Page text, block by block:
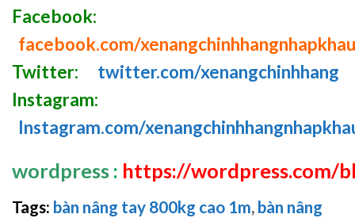
Facebook:
facebook.com/xenangchinhhangnhapkhau
Twitter:
twitter.com/xenangchinhhang
Instagram:
Instagram.com/
wordpress : https://wordpress.com/
Tags: bàn nâng tay 800kg cao 1m, bàn nâng